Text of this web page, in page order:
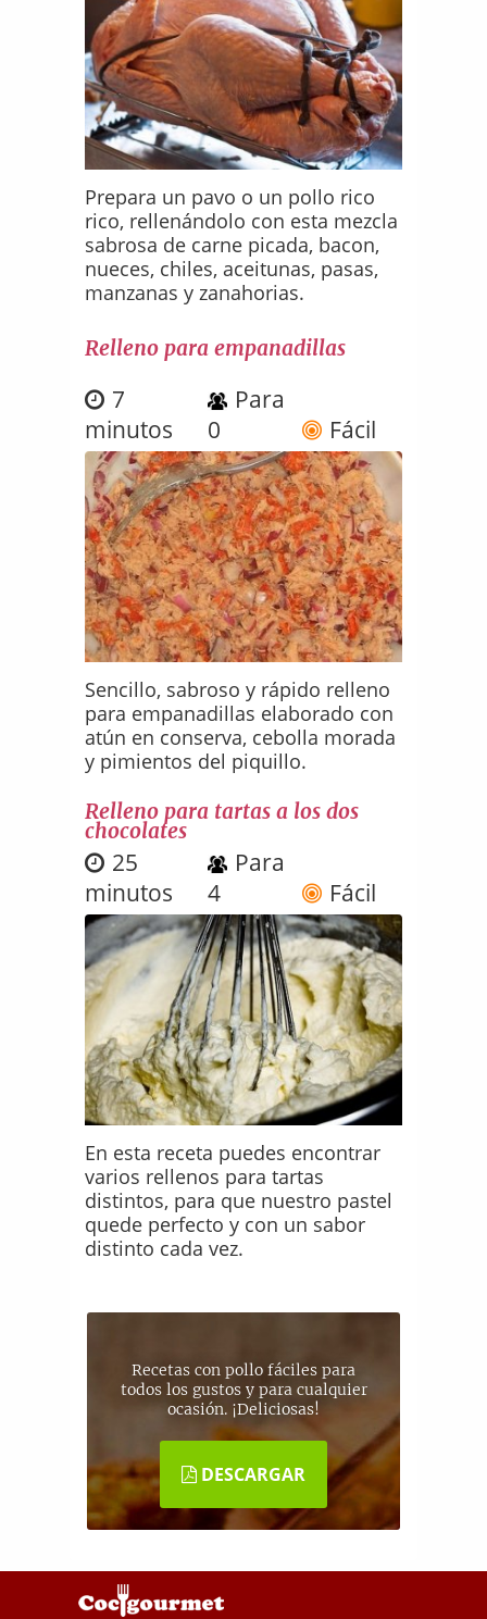
Prepara un pavo o un pollo rico
rico, rellenándolo con esta mezcla
sabrosa de carne picada, bacon,
nueces, chiles, aceitunas, pasas,
manzanas y zanahorias.
Relleno para empanadillas
7
minutos
Para
0
Fácil
Sencillo, sabroso y rápido relleno
para empanadillas elaborado con
atún en conserva, cebolla morada
y pimientos del piquillo.
Relleno para tartas a los dos
chocolates
25
minutos
Para
4
Fácil
En esta receta puedes encontrar
varios rellenos para tartas
distintos, para que nuestro pastel
quede perfecto y con un sabor
distinto cada vez.
Recetas con pollo fáciles para
todos los gustos y para cualquier
ocasión. ¡Deliciosas!
DESCARGAR